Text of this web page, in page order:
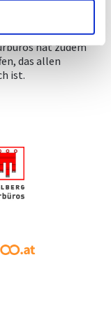
Bereichen
die Grenze
den Abbau von
hat zudem
das allen
ist.